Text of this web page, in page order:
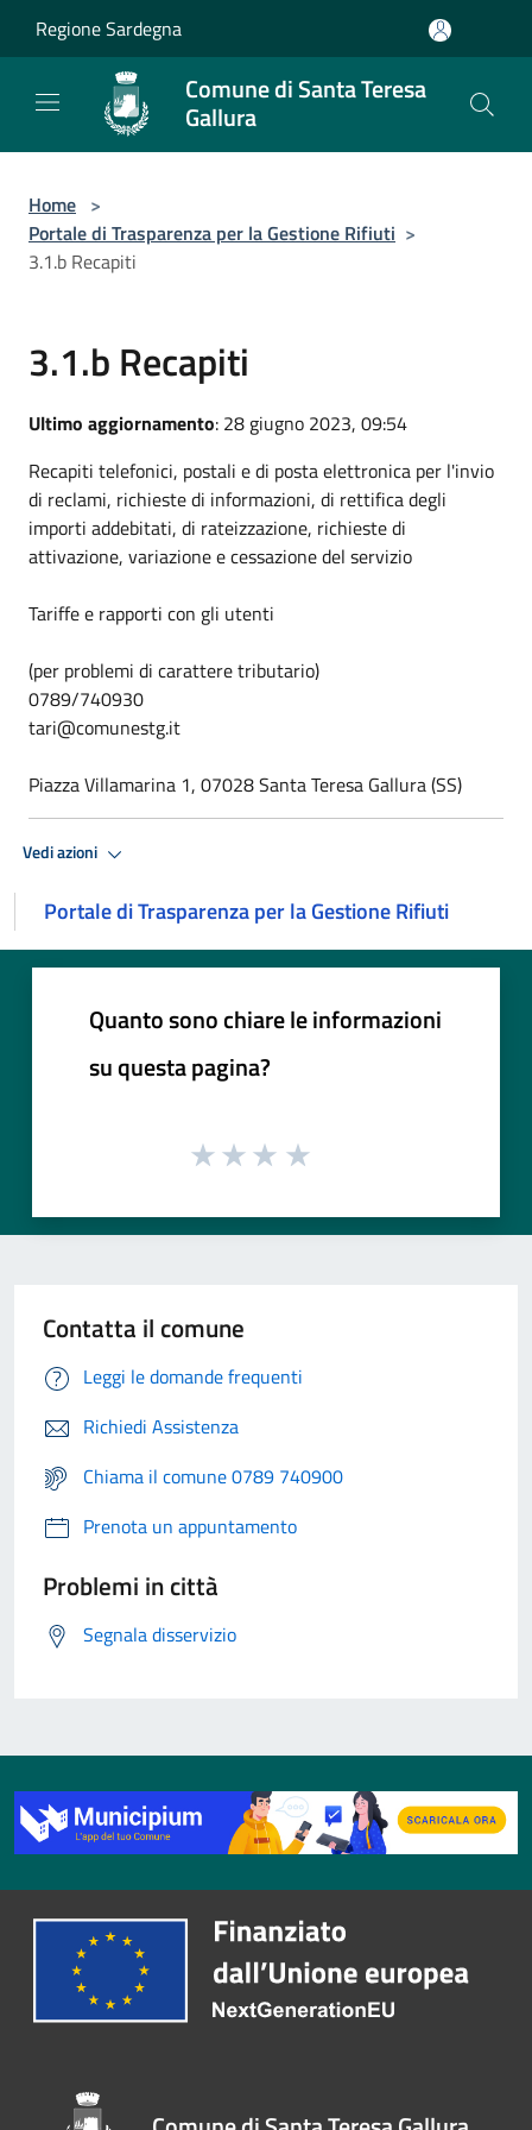
Regione Sardegna
Comune di Santa Teresa
Gallura
Home >
Portale di Trasparenza per la Gestione Rifiuti >
3.1.b Recapiti
3.1.b Recapiti
Ultimo aggiornamento: 28 giugno 2023, 09:54
Recapiti telefonici, postali e di posta elettronica per l'invio
di reclami, richieste di informazioni, di rettifica degli
importi addebitati, di rateizzazione, richieste di
attivazione, variazione e cessazione del servizio
Tariffe e rapporti con gli utenti
(per problemi di carattere tributario)
0789/740930
tari@comunestg.it
Piazza Villamarina 1, 07028 Santa Teresa Gallura (SS)
Vedi azioni
Portale di Trasparenza per la Gestione Rifiuti
Quanto sono chiare le informazioni
su questa pagina?
Contatta il comune
Leggi le domande frequenti
Richiedi Assistenza
Chiama il comune 0789 740900
Prenota un appuntamento
Problemi in città
Segnala disservizio